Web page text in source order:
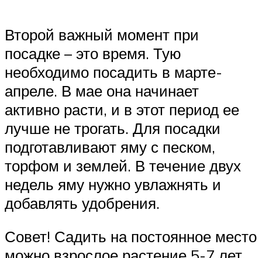
Второй важный момент при
посадке – это время. Тую
необходимо посадить в марте-
апреле. В мае она начинает
активно расти, и в этот период ее
лучше не трогать. Для посадки
подготавливают яму с песком,
торфом и землей. В течение двух
недель яму нужно увлажнять и
добавлять удобрения.
Совет! Садить на постоянное место